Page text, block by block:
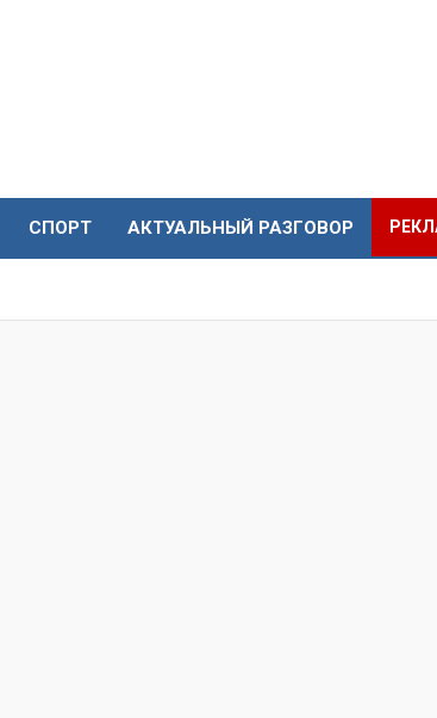
СПОРТ АКТУАЛЬНЫЙ РАЗГОВОР